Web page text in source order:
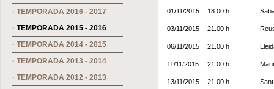
· TEMPORADA 2016 - 2017
· TEMPORADA 2015 - 2016
· TEMPORADA 2014 - 2015
· TEMPORADA 2013 - 2014
· TEMPORADA 2012 - 2013
01/11/2015 18.00 h
03/11/2015 21.00 h
06/11/2015 21.00 h
11/11/2015 21.00 h
13/11/2015 21.00 h